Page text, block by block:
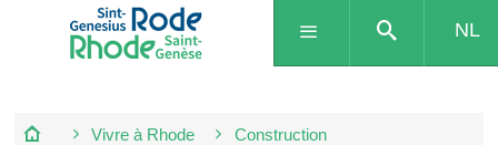
NL
Vivre à Rhode Construction